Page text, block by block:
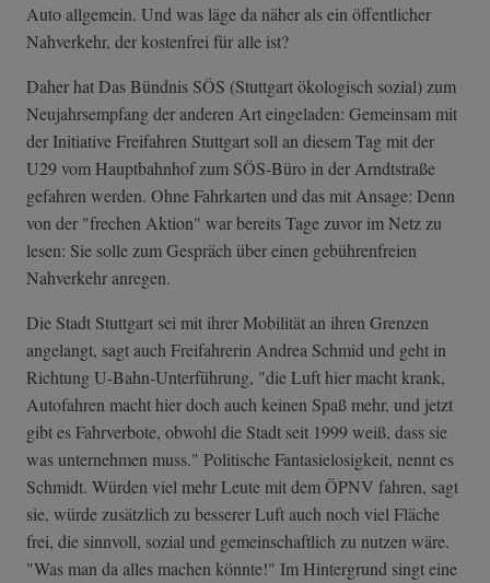
Auto allgemein. Und was läge da näher als ein öffentlicher
Nahverkehr, der kostenfrei für alle ist?
Daher hat Das Bündnis SÖS (Stuttgart ökologisch sozial) zum
Neujahrsempfang der anderen Art eingeladen: Gemeinsam mit
der Initiative Freifahren Stuttgart soll an diesem Tag mit der
U29 vom Hauptbahnhof zum SÖS-Büro in der Arndtstraße
gefahren werden. Ohne Fahrkarten und das mit Ansage: Denn
von der "frechen Aktion" war bereits Tage zuvor im Netz zu
lesen: Sie solle zum Gespräch über einen gebührenfreien
Nahverkehr anregen.
Die Stadt Stuttgart sei mit ihrer Mobilität an ihren Grenzen
angelangt, sagt auch Freifahrerin Andrea Schmid und geht in
Richtung U-Bahn-Unterführung, "die Luft hier macht krank,
Autofahren macht hier doch auch keinen Spaß mehr, und jetzt
gibt es Fahrverbote, obwohl die Stadt seit 1999 weiß, dass sie
was unternehmen muss." Politische Fantasielosigkeit, nennt es
Schmidt. Würden viel mehr Leute mit dem ÖPNV fahren, sagt
sie, würde zusätzlich zu besserer Luft auch noch viel Fläche
frei, die sinnvoll, sozial und gemeinschaftlich zu nutzen wäre.
"Was man da alles machen könnte!" Im Hintergrund singt eine